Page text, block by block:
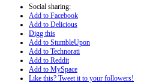
Social sharing:
Add to Facebook
Add to Delicious
Digg this
Add to StumbleUpon
Add to Technorati
Add to Reddit
Add to MySpace
Like this? Tweet it to your followers!